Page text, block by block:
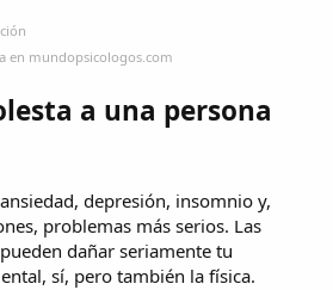
en mundopsicologos.com
a una persona
depresión, insomnio y,
problemas más serios. Las
dañar seriamente tu
sí, pero también la física.